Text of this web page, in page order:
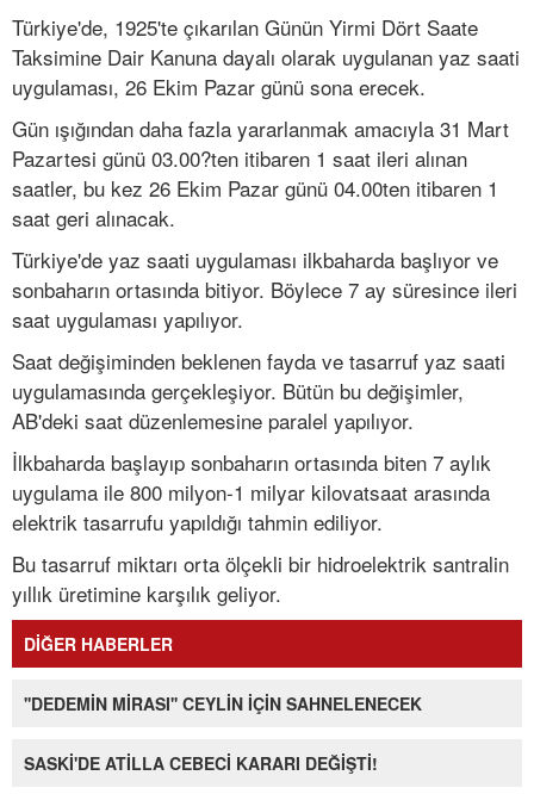
Türkiye'de, 1925'te çıkarılan Günün Yirmi Dört Saate
Taksimine Dair Kanuna dayalı olarak uygulanan yaz saati
uygulaması, 26 Ekim Pazar günü sona erecek.
Gün ışığından daha fazla yararlanmak amacıyla 31 Mart
Pazartesi günü 03.00?ten itibaren 1 saat ileri alınan
saatler, bu kez 26 Ekim Pazar günü 04.00ten itibaren 1
saat geri alınacak.
Türkiye'de yaz saati uygulaması ilkbaharda başlıyor ve
sonbaharın ortasında bitiyor. Böylece 7 ay süresince ileri
saat uygulaması yapılıyor.
Saat değişiminden beklenen fayda ve tasarruf yaz saati
uygulamasında gerçekleşiyor. Bütün bu değişimler,
AB'deki saat düzenlemesine paralel yapılıyor.
İlkbaharda başlayıp sonbaharın ortasında biten 7 aylık
uygulama ile 800 milyon-1 milyar kilovatsaat arasında
elektrik tasarrufu yapıldığı tahmin ediliyor.
Bu tasarruf miktarı orta ölçekli bir hidroelektrik santralin
yıllık üretimine karşılık geliyor.
DİĞER HABERLER
''DEDEMİN MİRASI'' CEYLİN İÇİN SAHNELENECEK
SASKİ'DE ATİLLA CEBECİ KARARI DEĞİŞTİ!